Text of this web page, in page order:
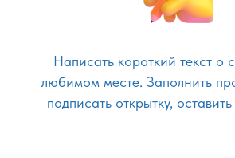
Написать короткий текст о
любимом месте. Заполнить
подписать открытку,